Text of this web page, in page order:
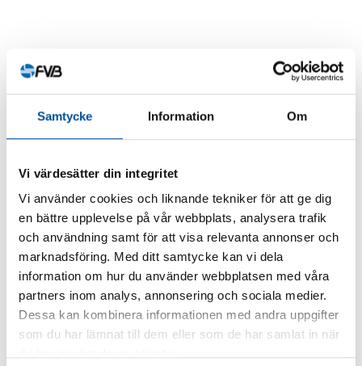
Samtycke Information Om
Vi värdesätter din integritet
Vi använder cookies och liknande tekniker för att ge dig
en bättre upplevelse på vår webbplats, analysera trafik
och användning samt för att visa relevanta annonser och
marknadsföring. Med ditt samtycke kan vi dela
information om hur du använder webbplatsen med våra
partners inom analys, annonsering och sociala medier.
Dessa kan kombinera informationen med andra uppgifter
som du har lämnat till dem eller som de har samlat in när
ALLA NYHETER
Är du ingenjör eller konsult?
2026-07-02
FVB-NYTT NR 58
Så blir liten fjärrkyla lönsam – svensk modell väcker